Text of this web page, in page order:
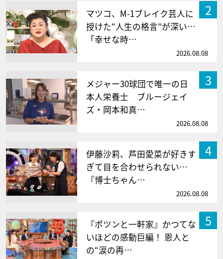
2
マツコ、M-1ブレイク芸人に
授けた“人生の格言”が深い…
「幸せな時…
2026.08.08
3
メジャー30球団で唯一の日
本人栄養士 ブルージェイ
ズ・岡本和真…
2026.08.08
4
伊藤沙莉、芦田愛菜が好きす
ぎて目を合わせられない…
『博士ちゃん…
2026.08.08
5
『ポツンと一軒家』かつてな
いほどの感動巨編！ 恩人と
の“涙の再…